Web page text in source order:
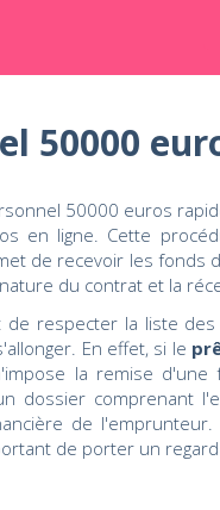
50000
50000 euros
en ligne. Cette
de recevoir les fonds
du contrat et la
respecter la liste
En effet, si le
la remise
dossier comprenant
de
de porter un